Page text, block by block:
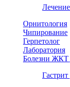
Орнитология
Чипирование
Герпетолог
Лаборатория
Болезни ЖКТ